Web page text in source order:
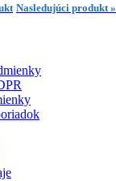
Nasledujúci produkt »